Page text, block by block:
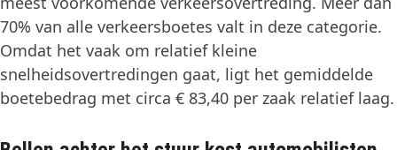
70% van alle verkeersboetes valt in deze categorie.
Omdat het vaak om relatief kleine
snelheidsovertredingen gaat, ligt het gemiddelde
boetebedrag met circa € 83,40 per zaak relatief laag.